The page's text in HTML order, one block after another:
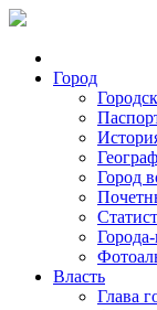
Город
Город
Власть
Глава